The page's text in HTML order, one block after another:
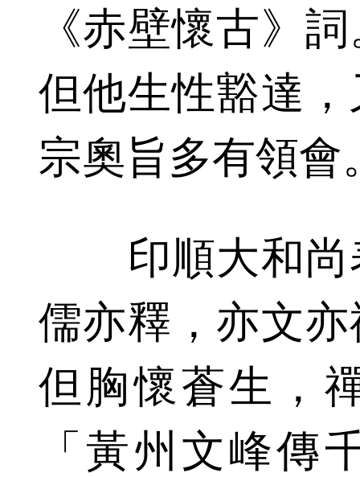
《赤壁懷古》
但他生性豁達
宗奧旨多有領會
印順大和尚
儒亦釋，亦文
但胸懷蒼生，
「黃州文峰傳